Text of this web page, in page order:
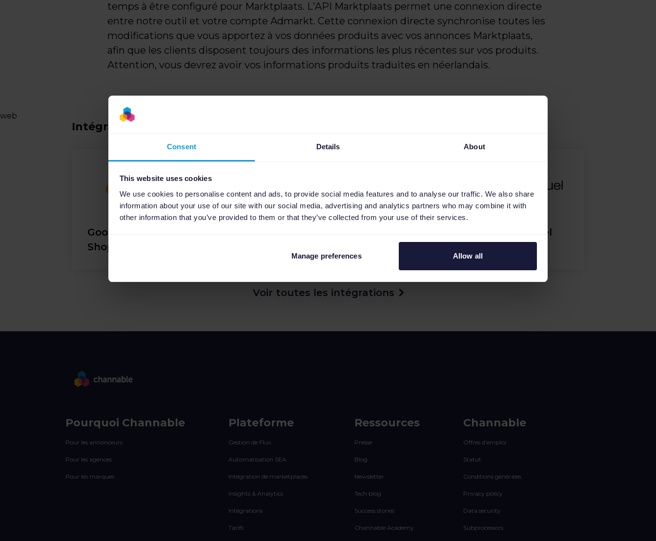
Consent Details About
This website uses cookies
We use cookies to personalise content and ads, to provide social media features and to analyse our traffic. We also share
information about your use of our site with our social media, advertising and analytics partners who may combine it with
other information that you’ve provided to them or that they’ve collected from your use of their services.
Manage preferences Allow all
temps à être configuré pour Marktplaats. L'API Marktplaats permet une connexion directe
entre notre outil et votre compte Admarkt. Cette connexion directe synchronise toutes les
modifications que vous apportez à vos données produits avec vos annonces Marktplaats,
afin que les clients disposent toujours des informations les plus récentes sur vos produits.
Attention, vous devrez avoir vos informations produits traduites en néerlandais.
web
Intégrations similaires
Google
Shopping
Sensefuel
Voir toutes les intégrations
Pourquoi Channable
Pour les annonceurs
Pour les agences
Pour les marques
Plateforme
Gestion de Flux
Automatisation SEA
Intégration de marketplaces
Insights & Analytics
Intégrations
Tarifs
Ressources
Presse
Blog
Newsletter
Tech blog
Success stories
Channable Academy
Channable
Offres d’emploi
Statut
Conditions générales
Privacy policy
Data security
Subprocessors